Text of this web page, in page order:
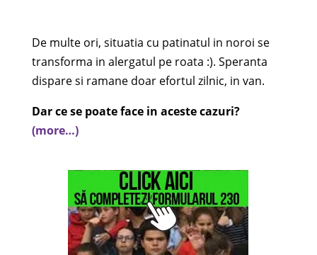
De multe ori, situatia cu patinatul in noroi se
transforma in alergatul pe roata :). Speranta
dispare si ramane doar efortul zilnic, in van.
Dar ce se poate face in aceste cazuri?
(more…)